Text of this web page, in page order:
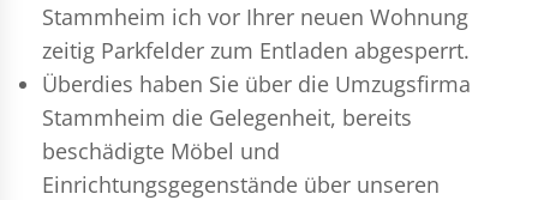
Stammheim ich vor Ihrer neuen Wohnung
zeitig Parkfelder zum Entladen abgesperrt.
Überdies haben Sie über die Umzugsfirma
Stammheim die Gelegenheit, bereits
beschädigte Möbel und
Einrichtungsgegenstände über unseren